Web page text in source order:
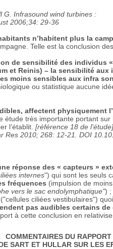
G. Infrasound wind turbines :
2006;34: 29-36
n’habitent plus la
Telle est la conclusion
de sensibilité des individus
et Reinis) – la sensibilité
moins sensibles aux infra
ou statistique aucune
affectent
étude très importante portant
l’établit. [référence 18 de
Res 2010; 268: 12-21. DOI
réponse des « capteurs »
internes") qui sont les seuls
fréquences (impulsion de
vers le sac endolymphatique") ;
("cellules ciliées vestibulaires")
pas audibles certains de
à cette conclusion en
COMMENTAIRES DU
SART ET HULLAR SUR LES